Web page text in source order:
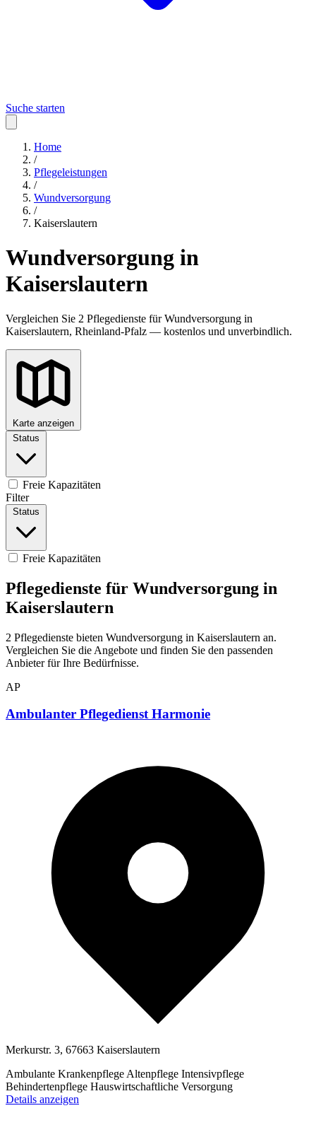
Suche starten
Home
/
Pflegeleistungen
/
Wundversorgung
/
Kaiserslautern
Wundversorgung in
Kaiserslautern
Vergleichen Sie 2 Pflegedienste für Wundversorgung in
Kaiserslautern, Rheinland-Pfalz — kostenlos und unverbindlich.
Karte anzeigen
Status
Freie Kapazitäten
Filter
Status
Freie Kapazitäten
Pflegedienste für Wundversorgung in
Kaiserslautern
2 Pflegedienste bieten Wundversorgung in Kaiserslautern an.
Vergleichen Sie die Angebote und finden Sie den passenden
Anbieter für Ihre Bedürfnisse.
AP
Ambulanter Pflegedienst Harmonie
Merkurstr. 3, 67663 Kaiserslautern
Ambulante Krankenpflege Altenpflege Intensivpflege
Behindertenpflege Hauswirtschaftliche Versorgung
Details anzeigen